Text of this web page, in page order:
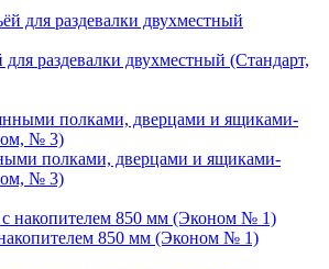
раздевалки двухместный (Стандарт,
полками, дверцами и ящиками-
№ 3)
850 мм (Эконом № 1)